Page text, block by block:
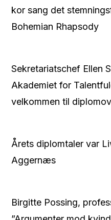
kor sang det
Bohemian Rhapsody
Sekretariatschef Ellen
Akademiet for
velkommen til
Årets diplomtaler var
Aggernæs
Birgitte Possing,